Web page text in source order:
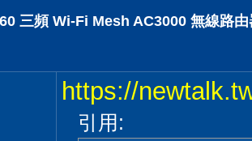
三頻 Wi-Fi Mesh AC3000 無線路
https://
引用: